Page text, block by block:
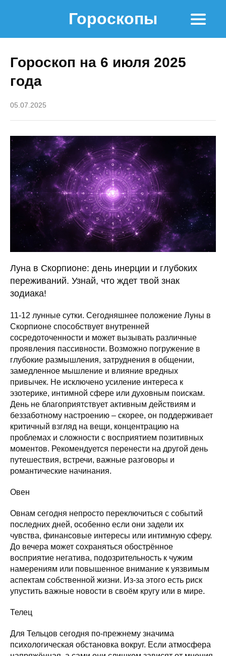
Гороскопы
Гороскоп на 6 июля 2025
года
05.07.2025
Луна в Скорпионе: день инерции и глубоких
переживаний. Узнай, что ждет твой знак
зодиака!
11-12 лунные сутки. Сегодняшнее положение Луны в
Скорпионе способствует внутренней
сосредоточенности и может вызывать различные
проявления пассивности. Возможно погружение в
глубокие размышления, затруднения в общении,
замедленное мышление и влияние вредных
привычек. Не исключено усиление интереса к
эзотерике, интимной сфере или духовным поискам.
День не благоприятствует активным действиям и
беззаботному настроению – скорее, он поддерживает
критичный взгляд на вещи, концентрацию на
проблемах и сложности с восприятием позитивных
моментов. Рекомендуется перенести на другой день
путешествия, встречи, важные разговоры и
романтические начинания.
Овен
Овнам сегодня непросто переключиться с событий
последних дней, особенно если они задели их
чувства, финансовые интересы или интимную сферу.
До вечера может сохраняться обострённое
восприятие негатива, подозрительность к чужим
намерениям или повышенное внимание к уязвимым
аспектам собственной жизни. Из-за этого есть риск
упустить важные новости в своём кругу или в мире.
Телец
Для Тельцов сегодня по-прежнему значима
психологическая обстановка вокруг. Если атмосфера